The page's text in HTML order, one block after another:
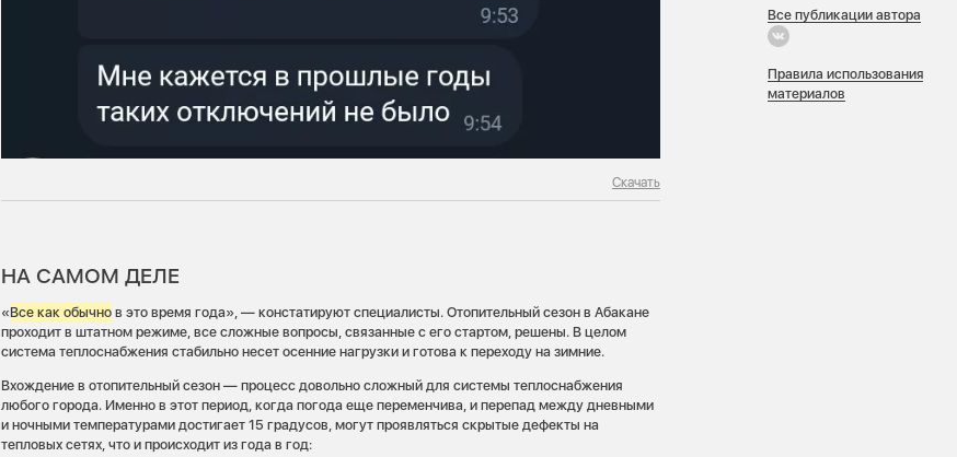
Скачать
НА САМОМ ДЕЛЕ
«Все как обычно в это время года», — констатируют специалисты. Отопительный сезон в Абакане
проходит в штатном режиме, все сложные вопросы, связанные с его стартом, решены. В целом
система теплоснабжения стабильно несет осенние нагрузки и готова к переходу на зимние.
Вхождение в отопительный сезон — процесс довольно сложный для системы теплоснабжения
любого города. Именно в этот период, когда погода еще переменчива, и перепад между дневными
и ночными температурами достигает 15 градусов, могут проявляться скрытые дефекты на
тепловых сетях, что и происходит из года в год:
Все публикации автора
Правила использования
материалов